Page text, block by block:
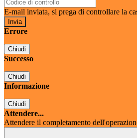
E-mail inviata, si prega di controllare la
Errore
Chiudi
Successo
Chiudi
Informazione
Chiudi
Attendere...
Attendere il completamento